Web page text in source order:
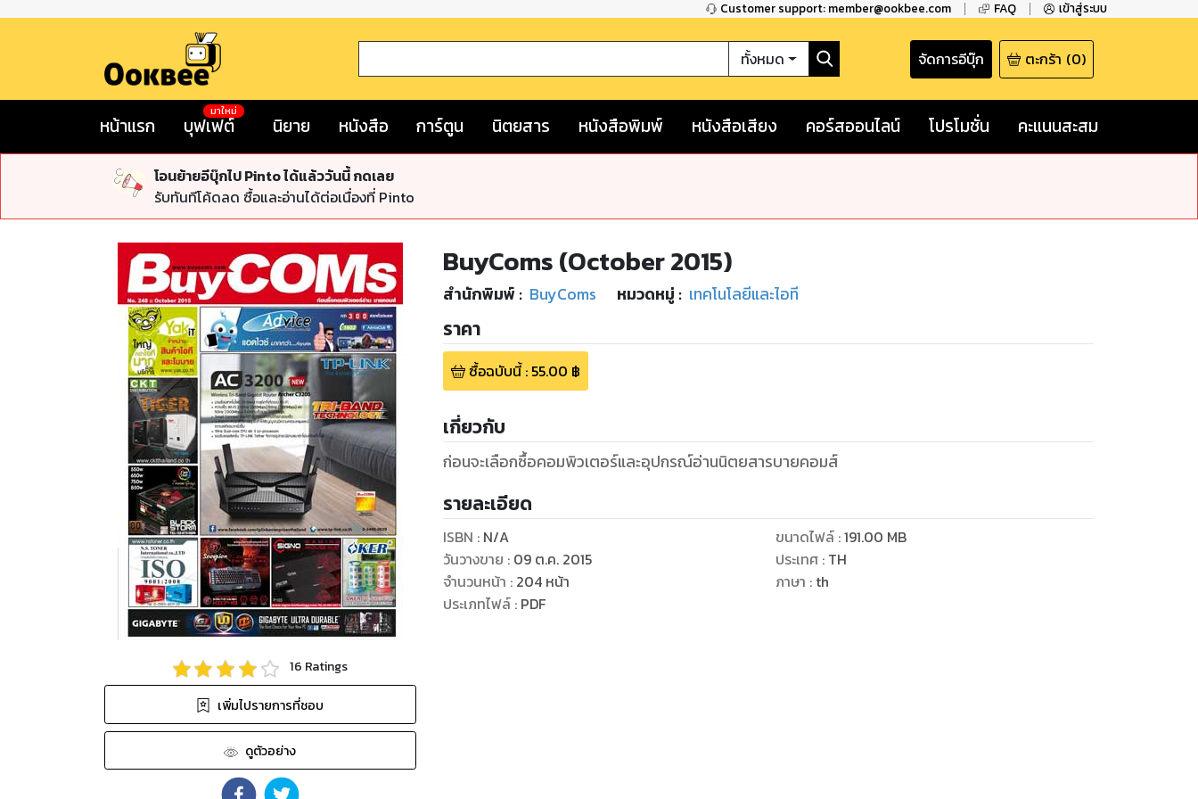
Customer support: member@ookbee.com FAQ เข้าสู่ระบบ
ทั้งหมด จัดการอีบุ๊ก ตะกร้า (0)
หน้าแรก บุฟเฟต์
มาใหม่
นิยาย หนังสือ การ์ตูน นิตยสาร หนังสือพิมพ์ หนังสือเสียง คอร์สออนไลน์ โปรโมชั่น คะแนนสะสม
โอนย้ายอีบุ๊กไป Pinto ได้แล้ววันนี้ กดเลย
รับทันทีโค้ดลด ซื้อและอ่านได้ต่อเนื่องที่ Pinto
16 Ratings
เพิ่มไปรายการที่ชอบ
ดูตัวอย่าง
BuyComs (October 2015)
สำนักพิมพ์ : BuyComs หมวดหมู่ : เทคโนโลยีและไอที
ราคา
ซื้อฉบับนี้: 55.00 ฿
เกี่ยวกับ
ก่อนจะเลือกซื้อคอมพิวเตอร์และอุปกรณ์อ่านนิตยสารบายคอมส์
รายละเอียด
ISBN : N/A
วันวางขาย : 09 ต.ค. 2015
จำนวนหน้า : 204 หน้า
ประเภทไฟล์: PDF
ขนาดไฟล์:191.00 MB
ประเทศ : TH
ภาษา : th